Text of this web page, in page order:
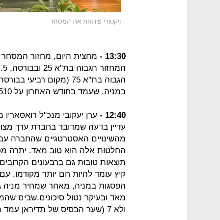
ויקטורי פותחת את המסחר
13:30 -
מחצית היום, מחזור המסחר עומד על
המחזור הגבוה בת"א 25 ובבורסה, 27.5 מיליון שקל.
במניה, שעמד בחודש האחרון על 510 אלף שקל.
12:40 -
ערן יעקובי מנכ"ל
עדיין בדעה שמדובר בחברת ערך
מהשינויים האסטרטגיים שהחברה
החלטות אלה הוא טוב מאד. יתרה
תוצאות טובות גם ברבעונים
קיץ עומד להיות חם יותר מקודמו.
ולא 7 (שער הבסיס של תדיראן עמד הבוקר על 70.4 שקלים בקירוב).